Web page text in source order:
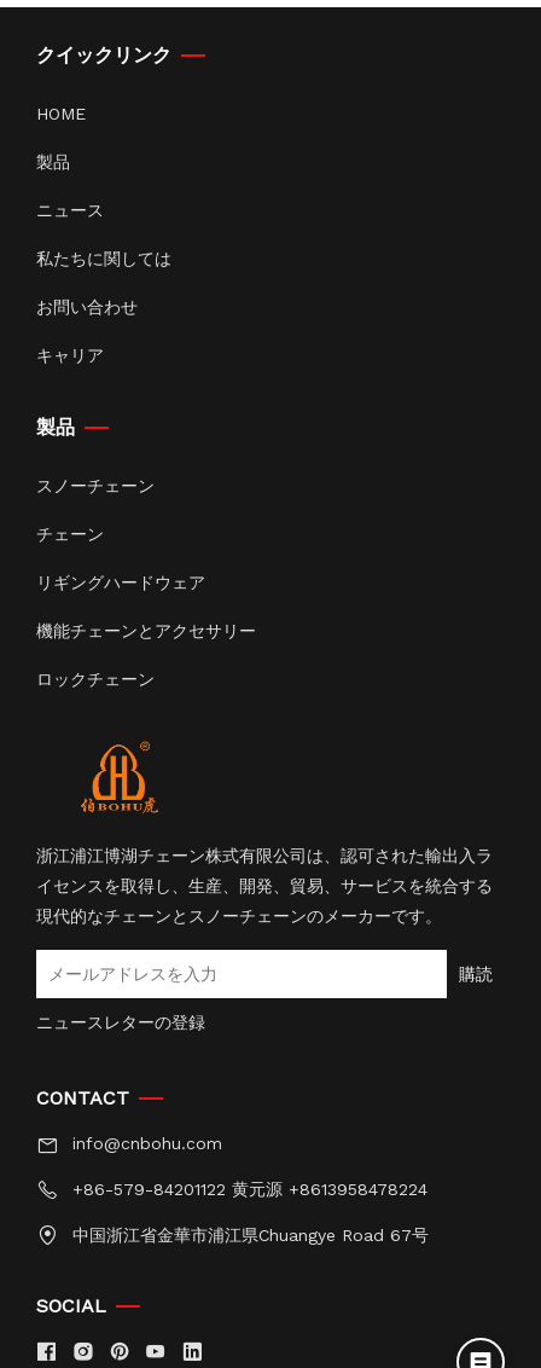
クイックリンク
HOME
製品
ニュース
私たちに関しては
お問い合わせ
キャリア
製品
スノーチェーン
チェーン
リギングハードウェア
機能チェーンとアクセサリー
ロックチェーン
浙江浦江博湖チェーン株式有限公司は、認可された輸出入ラ
イセンスを取得し、生産、開発、貿易、サービスを統合する
現代的なチェーンとスノーチェーンのメーカーです。
購読
ニュースレターの登録
CONTACT
info@cnbohu.com
+86-579-84201122 黄元源 +8613958478224
中国浙江省金華市浦江県Chuangye Road 67号
SOCIAL